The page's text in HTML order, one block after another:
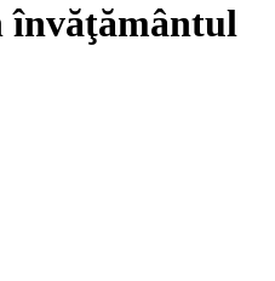
învăţământul